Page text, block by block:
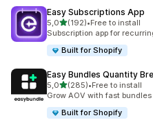
Easy Subscriptions App
5,05 yıldız üzerinden
(192)
toplam 192 değerlendirme
•Free to install
Subscription app for
Built for Shopify
Easy Bundles Quantity
5,05 yıldız üzerinden
(285)
toplam 285 değerlendirme
•Free to install
Grow AOV with fast
Built for Shopify